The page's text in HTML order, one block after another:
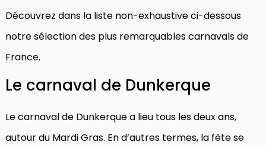
Découvrez dans la liste non-exhaustive ci-dessous
notre sélection des plus remarquables carnavals de
France.
Le carnaval de Dunkerque
Le carnaval de Dunkerque a lieu tous les deux ans,
autour du Mardi Gras. En d’autres termes, la fête se